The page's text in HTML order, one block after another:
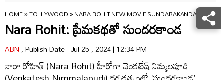
HOME»TOLLYWOOD»NARA ROHIT NEW MOVIE SUNDARAKANDA FIRST
Nara Rohit: ప్రేమకథతో సుందరకాండ
ABN, Publish Date - Jul 25 , 2024 | 12:34 PM
నారా రోహిత్ (Nara Rohit) హీరోగా వెంకటేష్ నిమ్మలపూడి